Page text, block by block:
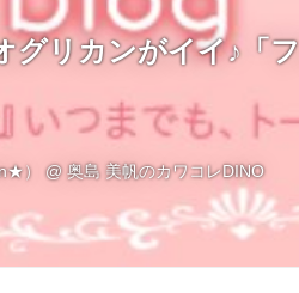
グリカンがイイ♪「
）
@奥島 美帆のカワコレDINO